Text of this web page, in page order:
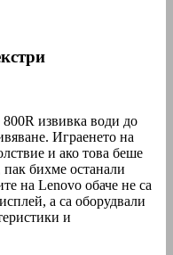
800R извивка води до
Играенето на
и ако това беше
бихме останали
на Lenovo обаче не са
а са оборудвали
и